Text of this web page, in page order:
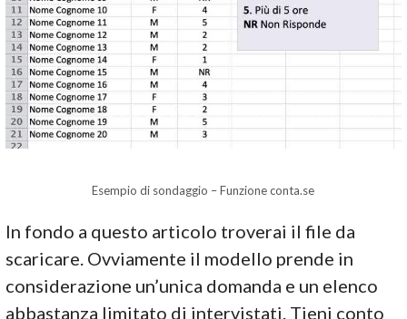
Esempio di sondaggio – Funzione conta.se
In fondo a questo articolo troverai il file da
scaricare. Ovviamente il modello prende in
considerazione un’unica domanda e un elenco
abbastanza limitato di intervistati. Tieni conto